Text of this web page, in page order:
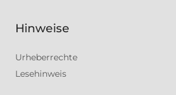
Hinweise
Urheberrechte
Lesehinweis